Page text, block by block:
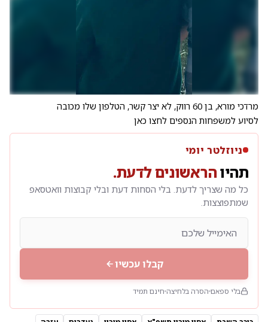
מרדכי מורא, בן 60 רווק, לא יצר קשר, הטלפון שלו מכובה
לסיוע למשפחות הנספים לחצו כאן
ניוזלטר יומי
תהיוהראשונים לדעת.
כל מה שצריך לדעת. בלי הסחות דעת ובלי קבוצות וואטסאפ
שמתפוצצות.
קבלו עכשיו
בלי ספאם הסרה בלחיצה חינם תמיד